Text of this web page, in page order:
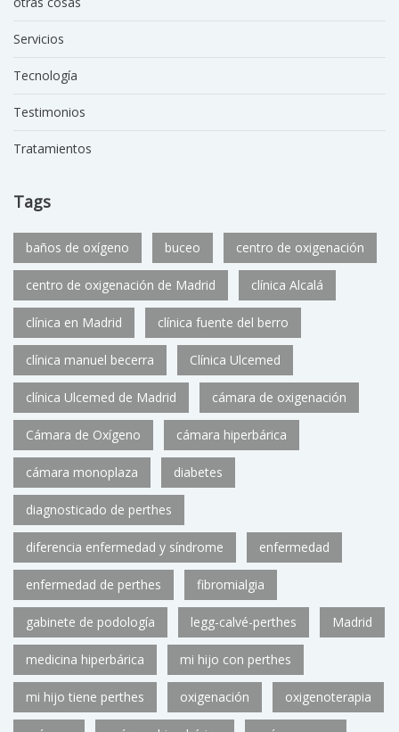
Servicios
Tecnología
Testimonios
Tratamientos
Tags
baños de oxígeno buceo centro de oxigenación
centro de oxigenación de Madrid clínica Alcalá
clínica en Madrid clínica fuente del berro
clínica manuel becerra Clínica Ulcemed
clínica Ulcemed de Madrid cámara de oxigenación
Cámara de Oxígeno cámara hiperbárica
cámara monoplaza diabetes
diagnosticado de perthes
diferencia enfermedad y síndrome enfermedad
enfermedad de perthes fibromialgia
gabinete de podología legg-calvé-perthes Madrid
medicina hiperbárica mi hijo con perthes
mi hijo tiene perthes oxigenación oxigenoterapia